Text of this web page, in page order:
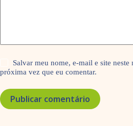
Salvar meu nome, e-mail e site neste
próxima vez que eu comentar.
Publicar comentário